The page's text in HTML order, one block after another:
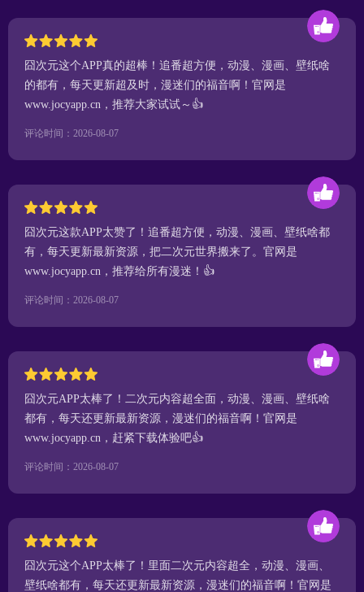
囧次元这个APP真的超棒！追番超方便，动漫、漫画、壁纸啥
的都有，每天更新超及时，漫迷们的福音啊！官网是
www.jocyapp.cn，推荐大家试试～👍
评论时间：2026-08-07
囧次元这款APP太赞了！追番超方便，动漫、漫画、壁纸啥都
有，每天更新最新资源，把二次元世界搬来了。官网是
www.jocyapp.cn，推荐给所有漫迷！👍
评论时间：2026-08-07
囧次元APP太棒了！二次元内容超全面，动漫、漫画、壁纸啥
都有，每天还更新最新资源，漫迷们的福音啊！官网是
www.jocyapp.cn，赶紧下载体验吧👍
评论时间：2026-08-07
囧次元这个APP太棒了！里面二次元内容超全，动漫、漫画、
壁纸啥都有，每天还更新最新资源，漫迷们的福音啊！官网是